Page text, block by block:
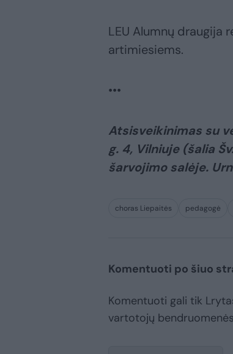
LEU Alumnų draugija
artimiesiems.
•••
Atsisveikinimas su
g. 4, Vilniuje (šalia
šarvojimo salėje.
choras Liepaitės pedagogė
Komentuoti po šiuo
Komentuoti gali tik
vartotojų